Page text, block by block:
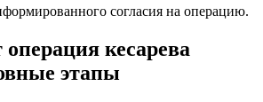
согласия на операцию.
кесарева
этапы